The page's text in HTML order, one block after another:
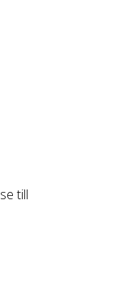
till